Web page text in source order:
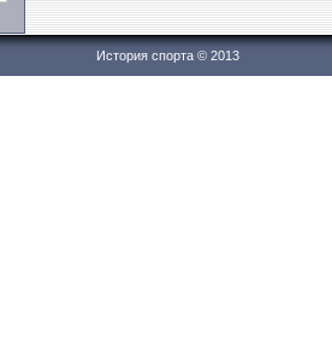
История спорта © 2013